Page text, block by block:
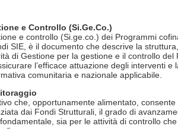
e Controllo (Si.Ge.Co.)
e controllo (Si.ge.co.) dei Programmi
SIE, è il documento che descrive la
di Gestione per la gestione e il controllo
l’efficace attuazione degli interventi
comunitaria e nazionale applicabile.
che, opportunamente alimentato,
dai Fondi Strutturali, il grado di
fondamentale, sia per le attività di controllo